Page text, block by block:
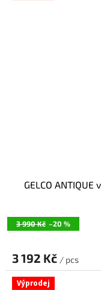
3 990 Kč –20 %
GELCO
3 192 Kč / pcs
Výprodej